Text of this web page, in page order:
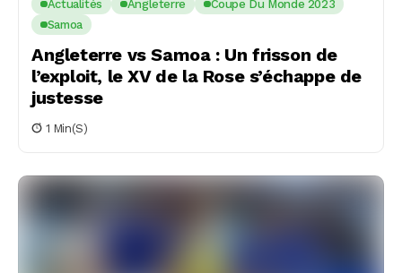
Actualités Angleterre
Coupe Du Monde 2023
Samoa
Angleterre vs Samoa : Un frisson de
l’exploit, le XV de la Rose s’échappe de
justesse
1 Min(s)